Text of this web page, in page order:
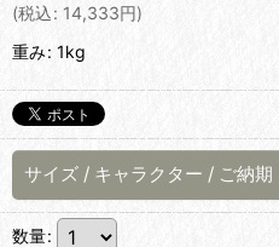
(税込: 14,333円)
重み: 1kg
サイズ / キャラクター / ご納期
数量: